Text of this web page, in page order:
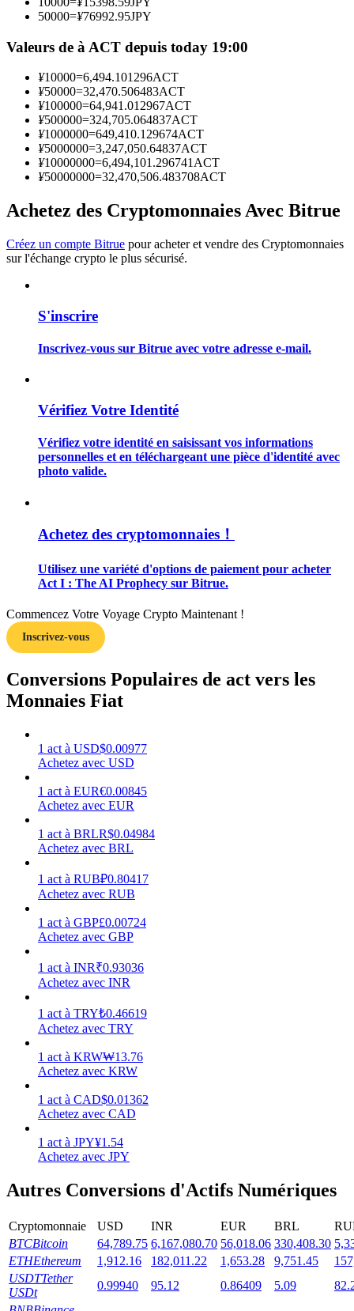
Information
Analyse de mégadonnées, y compris des informations
commerciales, etc.
Stratégies de trading
Gagner
Cochon de puissance
Gagnez quotidiennement des récompenses compétitives
Des rendements élevés et un accès instantané
Launchpool
Staking flexible pour gagner des jetons populaires
50000=¥76992.95JPY
Valeurs de à ACT depuis today 19:00
¥10000=6,494.101296ACT
¥50000=32,470.506483ACT
¥100000=64,941.012967ACT
¥500000=324,705.064837ACT
¥1000000=649,410.129674ACT
¥5000000=3,247,050.64837ACT
¥10000000=6,494,101.296741 ACT
¥50000000=32,470,506.483708ACT
Achetez des Cryptomonnaies Avec Bitrue
Créez un compte Bitrue pour acheter et vendre des Cryptomonnaies
sur l'échange crypto le plus sécurisé.
S'inscrire
Inscrivez-vous sur Bitrue avec votre adresse e-mail.
Vérifiez Votre Identité
Vérifiez votre identité en saisissant vos informations
personnelles et en téléchargeant une pièce d'identité avec
photo valide.
Achetez des cryptomonnaies！
Utilisez une variété d'options de paiement pour acheter
Act I : The AI Prophecy sur Bitrue.
Commencez Votre Voyage Crypto Maintenant !
Inscrivez-vous
Conversions Populaires de act vers les
Monnaies Fiat
1 act à USD$0.00977
Achetez avec USD
1 act à EUR€0.00845
Achetez avec EUR
1 act à BRLR$0.04984
Achetez avec BRL
1 act à RUB₽0.80417
Achetez avec RUB
1 act à GBP£0.00724
Achetez avec GBP
1 act à INR₹0.93036
Achetez avec INR
1 act à TRY₺0.46619
Achetez avec TRY
1 act à KRW₩13.76
Achetez avec KRW
1 act à CAD$0.01362
Achetez avec CAD
1 act à JPY¥1.54
Achetez avec JPY
Autres Conversions d'Actifs Numériques
Cryptomonnaie USD INR EUR BRL
BTCBitcoin 64,789.75 6,167,080.70 56,018.06 330,408.30
ETHEthereum 1,912.16 182,011.22 1,653.28 9,751.45
USDTTether
USDt
0.99940 95.12 0.86409 5.09